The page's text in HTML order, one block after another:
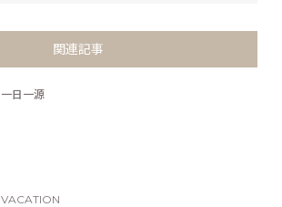
関連記事
一日一源
VACATION